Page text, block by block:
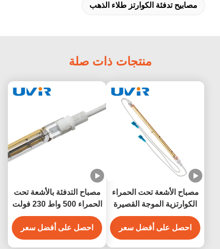
مصابيح تدفئة الكوارتز طلاء الذهب
منتجات ذات صلة
مصباح الأشعة تحت الحمراء
الكوارتزية الموجة القصيرة
220 فولت 500 واط للساونا
والتدفئة الصناعية
احصل على أفضل سعر
مصباح التدفئة بالأشعة تحت
الحمراء 500 واط 230 فولت
احصل على أفضل سعر